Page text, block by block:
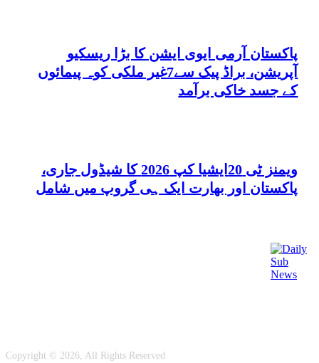
پاکستان آرمی ایوی ایشن کا بڑا ریسکیو
آپریشن، براڈ پیک سے7غیر ملکی کوہ پیمائوں
کے جسد خاکی برآمد
ویمنز ٹی 20ایشیا کپ 2026 کا شیڈول جاری،
پاکستان اور بھارت ایک ہی گروپ میں شامل
Copyright © 2026, All Rights Reserved